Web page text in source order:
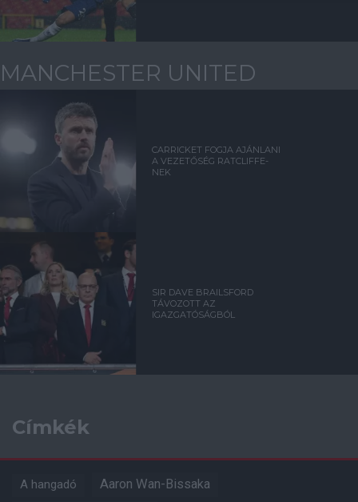
MANCHESTER UNITED
CARRICKET FOGJA AJÁNLANI
A VEZETŐSÉG RATCLIFFE-
NEK
SIR DAVE BRAILSFORD
TÁVOZOTT AZ
IGAZGATÓSÁGBÓL
Címkék
A hangadó Aaron Wan-Bissaka